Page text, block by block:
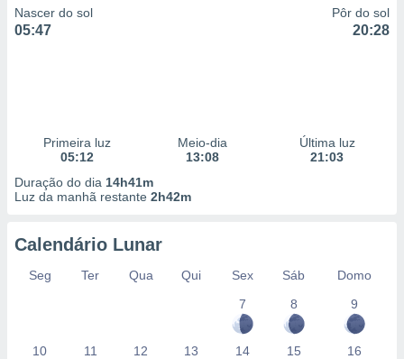
Nascer do sol
05:47
Pôr do sol
20:28
Primeira luz
05:12
Meio-dia
13:08
Última luz
21:03
Duração do dia 14h41m
Luz da manhã restante 2h42m
Calendário Lunar
Seg Ter Qua Qui Sex Sáb
Domo
7
8 9
10 11 12 13 14 15 16